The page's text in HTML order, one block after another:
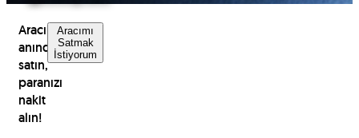
Aracınızı
anında
satın,
paranızı
nakit
alın!
Aracımı
Satmak
İstiyorum